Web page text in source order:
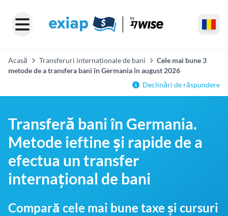
Acasă Transferuri internaționale de bani
Cele mai bune 3
metode de a transfera bani în Germania în august 2026
Declinări de răspundere
Transferă bani în Germania.
Metode ieftine și rapide de a
efectua un transfer
internațional de bani
Compară cele mai bune taxe și cursuri